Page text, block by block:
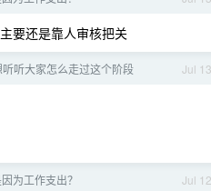
要还是靠人审核把关
Jul 13
听大家怎么走过这个阶段
Jul 12
为工作支出？